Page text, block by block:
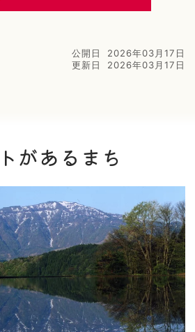
公開日
2026年03月17日
更新日
2026年03月17日
があるまち